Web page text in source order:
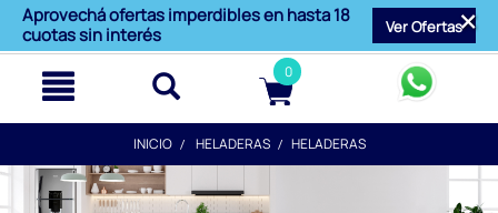
Aprovechá ofertas imperdibles en hasta 18
cuotas sin interés
Ver Ofertas
text.skipToContent
text.skipToNavigation
0
INICIO HELADERAS HELADERAS